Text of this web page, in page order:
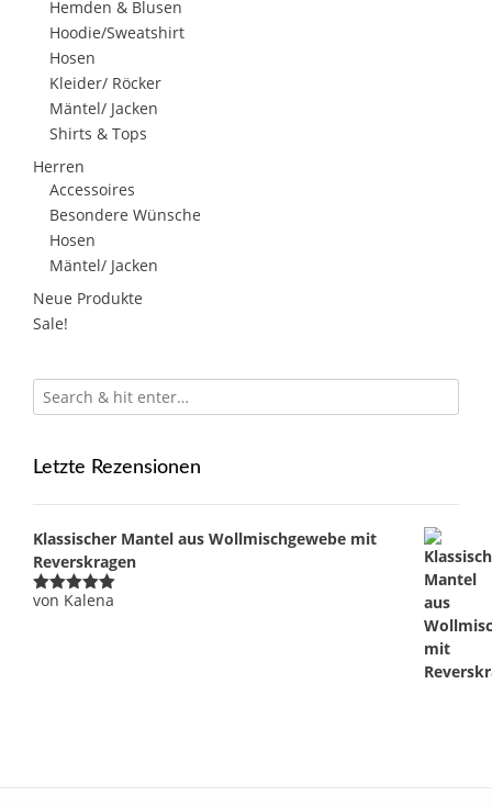
Hemden & Blusen
Hoodie/Sweatshirt
Hosen
Kleider/ Röcker
Mäntel/ Jacken
Shirts & Tops
Herren
Accessoires
Besondere Wünsche
Hosen
Mäntel/ Jacken
Neue Produkte
Sale!
Letzte Rezensionen
Klassischer Mantel aus Wollmischgewebe mit
Reverskragen
Bewertet
von Kalena